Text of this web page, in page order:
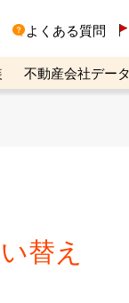
よくある質問
不動産会社デー
替え